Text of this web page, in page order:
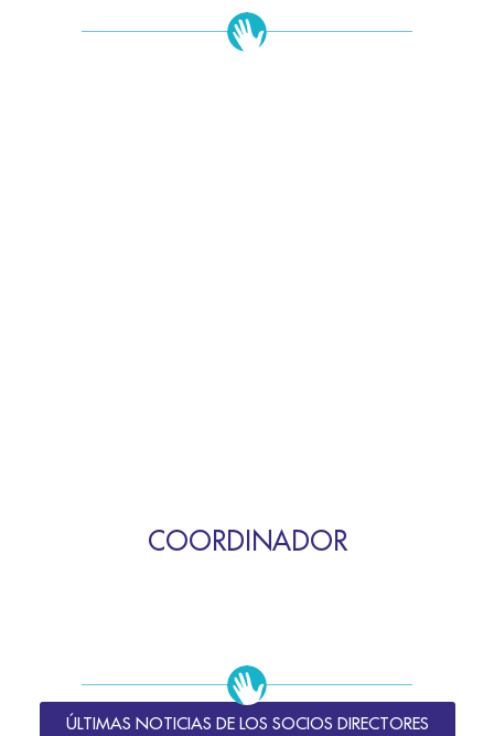
COORDINADOR
ÚLTIMAS NOTICIAS DE LOS SOCIOS DIRECTORES